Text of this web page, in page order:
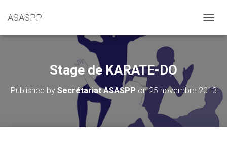
ASASPP
Stage de KARATE-DO
Published by Secrétariat ASASPP on25 novembre 2013